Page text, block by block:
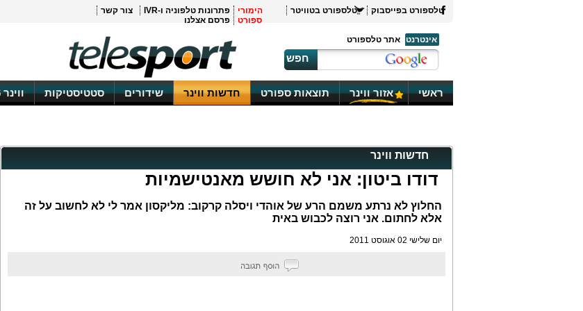
טלספורט בפייסבוק טלספורט בטוויטר
הימורי
ספורט
פתרונות טלפוניה ו-IVR
צור קשר
פרסם אצלנו
אינטרנט
אתר טלספורט
חפש
ראשי אזור ווינר תוצאות ספורט חדשות ווינר שידורים סטטיסטיקות ווינר 16
חדשות ווינר
דודו ביטון: אני לא חושש מאנטישמיות
החלוץ לא נרתע משמם הרע של אוהדי ויסלה קרקוב: מליקסון אמר לי לא לחשוב על זה
אלא לחתום. אני רוצה לכבוש באית
יום שלישי 02 אוגוסט 2011